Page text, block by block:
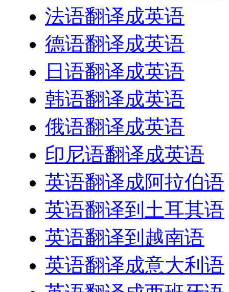
法语翻译成英语
德语翻译成英语
日语翻译成英语
韩语翻译成英语
俄语翻译成英语
印尼语翻译成英语
英语翻译成阿拉伯语
英语翻译到土耳其语
英语翻译到越南语
英语翻译成意大利语